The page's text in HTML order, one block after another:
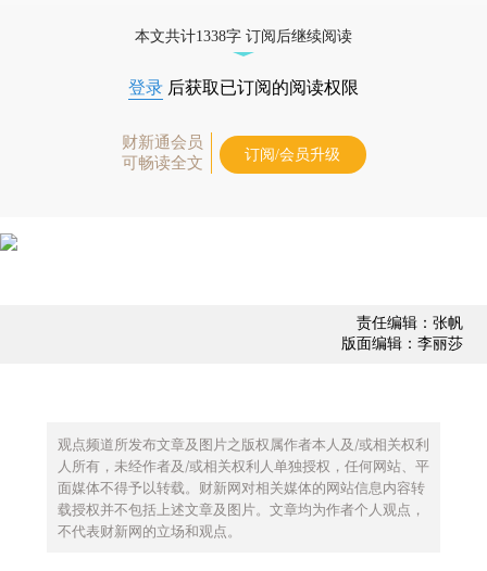
本文共计1338字 订阅后继续阅读
登录 后获取已订阅的阅读权限
财新通会员
可畅读全文
订阅/会员升级
责任编辑：张帆
版面编辑：李丽莎
观点频道所发布文章及图片之版权属作者本人及/或相关权利
人所有，未经作者及/或相关权利人单独授权，任何网站、平
面媒体不得予以转载。财新网对相关媒体的网站信息内容转
载授权并不包括上述文章及图片。文章均为作者个人观点，
不代表财新网的立场和观点。